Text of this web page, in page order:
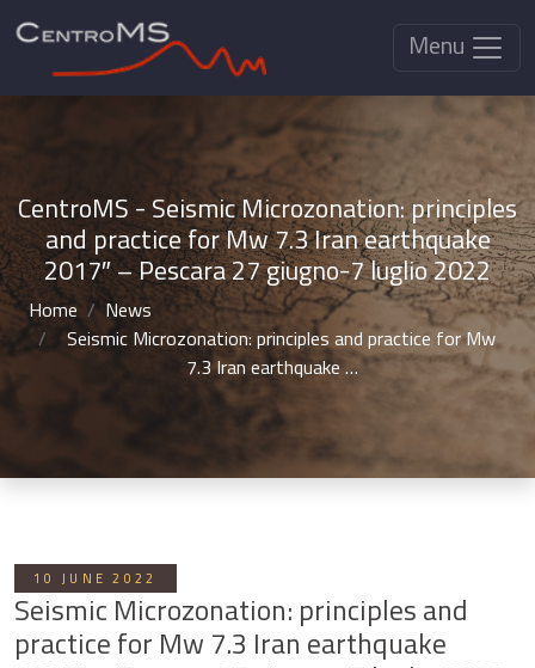
Menu
CentroMS - Seismic Microzonation: principles
and practice for Mw 7.3 Iran earthquake
2017″ – Pescara 27 giugno-7 luglio 2022
Home
News
Seismic Microzonation: principles and practice for Mw
7.3 Iran earthquake …
10 JUNE 2022
Seismic Microzonation: principles and
practice for Mw 7.3 Iran earthquake